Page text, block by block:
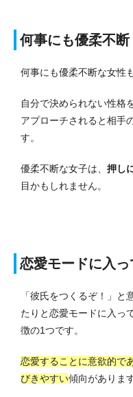
何事にも優柔不断
何事にも優柔不断な女性
自分で決められない性格
アプローチされると相手
す。
優柔不断な女子は、 押し
目かもしれません。
恋愛モードに入っ
「彼氏をつくるぞ！」
たりと恋愛モードに入っ
徴の1つです。
恋愛することに意欲的で
びきやすい傾向があります